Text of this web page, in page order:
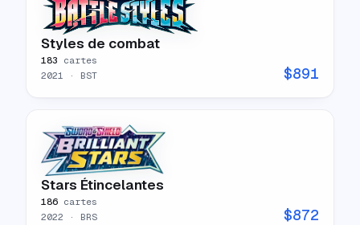
Styles de combat
183 cartes
2021 · BST $891
Stars Étincelantes
186 cartes
2022 · BRS $872